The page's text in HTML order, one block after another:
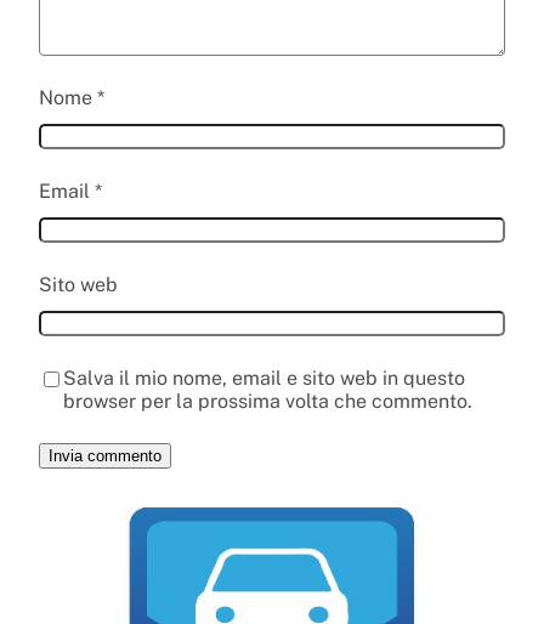
Nome *
Email *
Sito web
Salva il mio nome, email e sito web in questo
browser per la prossima volta che commento.